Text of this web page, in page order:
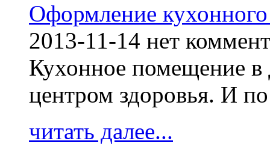
Оформление
2013-11-14 нет
Кухонное помещение в
центром здоровья. И
читать далее...